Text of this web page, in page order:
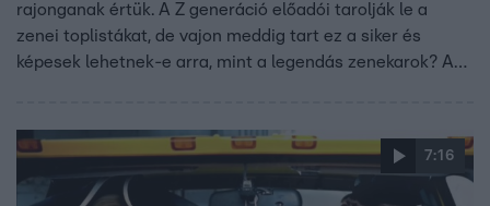
rajonganak értük. A Z generáció előadói tarolják le a
zenei toplistákat, de vajon meddig tart ez a siker és
képesek lehetnek-e arra, mint a legendás zenekarok? Az
7:16